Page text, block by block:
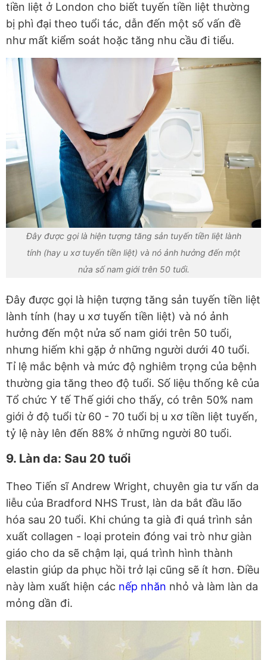
tiền liệt ở London cho biết tuyến tiền liệt thường
bị phì đại theo tuổi tác, dẫn đến một số vấn đề
như mất kiểm soát hoặc tăng nhu cầu đi tiểu.
Đây được gọi là hiện tượng tăng sản tuyến tiền liệt lành
tính (hay u xơ tuyến tiền liệt) và nó ảnh hưởng đến một
nửa số nam giới trên 50 tuổi.
Đây được gọi là hiện tượng tăng sản tuyến tiền liệt
lành tính (hay u xơ tuyến tiền liệt) và nó ảnh
hưởng đến một nửa số nam giới trên 50 tuổi,
nhưng hiếm khi gặp ở những người dưới 40 tuổi.
Tỉ lệ mắc bệnh và mức độ nghiêm trọng của bệnh
thường gia tăng theo độ tuổi. Số liệu thống kê của
Tổ chức Y tế Thế giới cho thấy, có trên 50% nam
giới ở độ tuổi từ 60 - 70 tuổi bị u xơ tiền liệt tuyến,
tỷ lệ này lên đến 88% ở những người 80 tuổi.
9. Làn da: Sau 20 tuổi
Theo Tiến sĩ Andrew Wright, chuyên gia tư vấn da
liễu của Bradford NHS Trust, làn da bắt đầu lão
hóa sau 20 tuổi. Khi chúng ta già đi quá trình sản
xuất collagen - loại protein đóng vai trò như giàn
giáo cho da sẽ chậm lại, quá trình hình thành
elastin giúp da phục hồi trở lại cũng sẽ ít hơn. Điều
này làm xuất hiện các nếp nhăn nhỏ và làm làn da
mỏng dần đi.